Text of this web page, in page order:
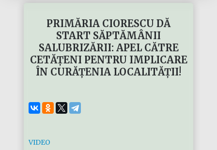
PRIMĂRIA CIORESCU DĂ
START SĂPTĂMÂNII
SALUBRIZĂRII: APEL CĂTRE
CETĂȚENI PENTRU IMPLICARE
ÎN CURĂȚENIA LOCALITĂȚII!
VIDEO